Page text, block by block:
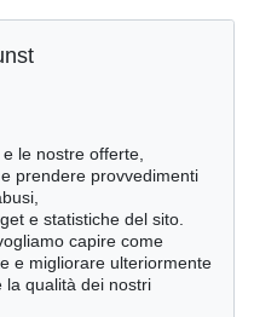
le nostre offerte,
prendere provvedimenti
e statistiche del sito.
capire come
e migliorare ulteriormente
la qualità dei nostri